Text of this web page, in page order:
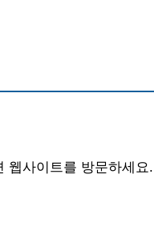
웹사이트를 방문하세요.